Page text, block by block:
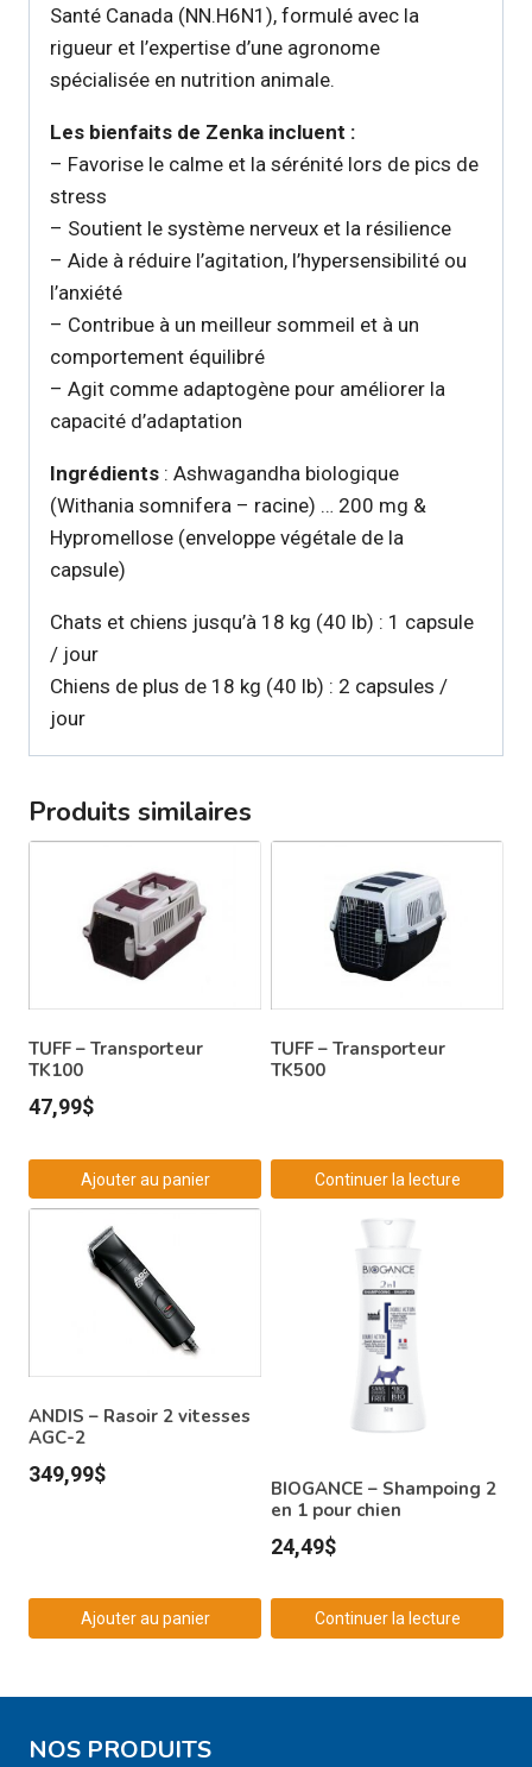
Santé Canada (NN.H6N1), formulé avec la
rigueur et l’expertise d’une agronome
spécialisée en nutrition animale.
Les bienfaits de Zenka incluent :
– Favorise le calme et la sérénité lors de pics de
stress
– Soutient le système nerveux et la résilience
– Aide à réduire l’agitation, l’hypersensibilité ou
l’anxiété
– Contribue à un meilleur sommeil et à un
comportement équilibré
– Agit comme adaptogène pour améliorer la
capacité d’adaptation
Ingrédients : Ashwagandha biologique
(Withania somnifera – racine) … 200 mg &
Hypromellose (enveloppe végétale de la
capsule)
Chats et chiens jusqu’à 18 kg (40 lb) : 1 capsule
/ jour
Chiens de plus de 18 kg (40 lb) : 2 capsules /
jour
Produits similaires
TUFF – Transporteur
TK100
47,99$
Ajouter au panier
TUFF – Transporteur
TK500
Continuer la lecture
ANDIS – Rasoir 2 vitesses
AGC-2
349,99$
Ajouter au panier
BIOGANCE – Shampoing 2
en 1 pour chien
24,49$
Continuer la lecture
NOS PRODUITS